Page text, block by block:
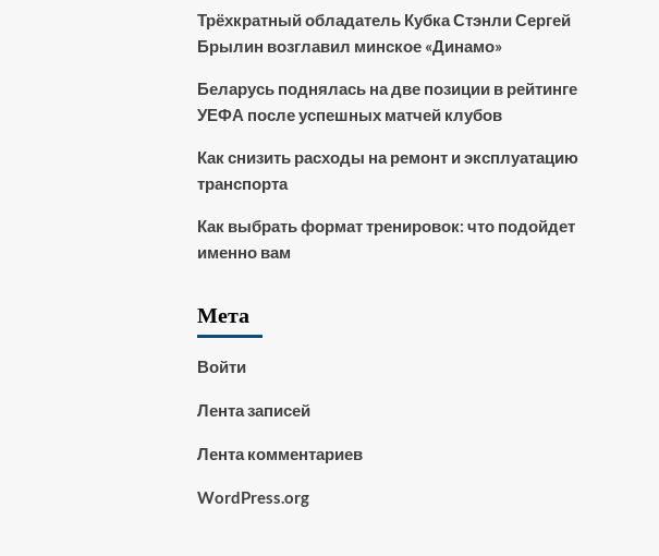
Трёхкратный обладатель Кубка Стэнли Сергей
Брылин возглавил минское «Динамо»
Беларусь поднялась на две позиции в рейтинге
УЕФА после успешных матчей клубов
Как снизить расходы на ремонт и эксплуатацию
транспорта
Как выбрать формат тренировок: что подойдет
именно вам
Мета
Войти
Лента записей
Лента комментариев
WordPress.org